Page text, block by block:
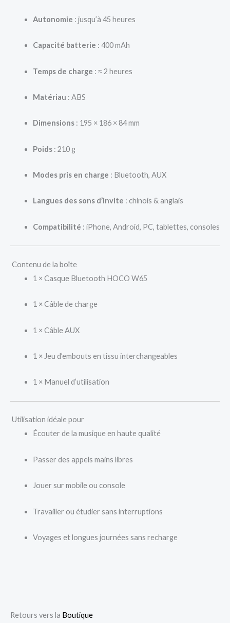
Autonomie : jusqu’à 45 heures
Capacité batterie : 400 mAh
Temps de charge : ≈ 2 heures
Matériau : ABS
Dimensions: 195 × 186 × 84 mm
Poids: 210 g
Modes pris en charge : Bluetooth, AUX
Langues des sons d’invite : chinois & anglais
Compatibilité : iPhone, Android, PC, tablettes, consoles
Contenu de la boîte
1 × Casque Bluetooth HOCO W65
1 × Câble de charge
1 × Câble AUX
1 × Jeu d’embouts en tissu interchangeables
1 × Manuel d’utilisation
Utilisation idéale pour
Écouter de la musique en haute qualité
Passer des appels mains libres
Jouer sur mobile ou console
Travailler ou étudier sans interruptions
Voyages et longues journées sans recharge
Retours vers la Boutique